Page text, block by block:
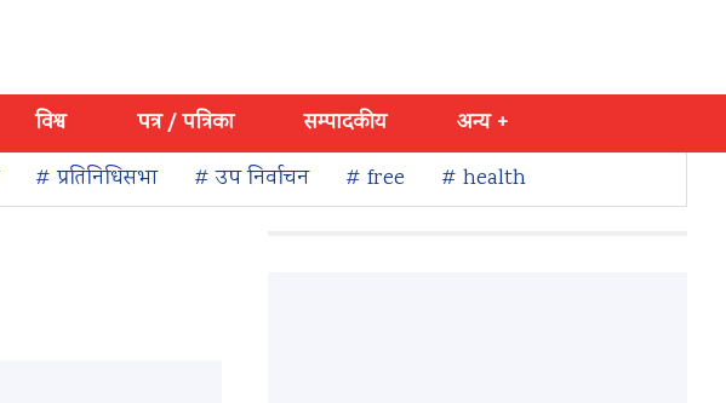
विश्व पत्र / पत्रिका सम्पादकीय
अन्य +
# प्रतिनिधिसभा # उप निर्वाचन # free # health